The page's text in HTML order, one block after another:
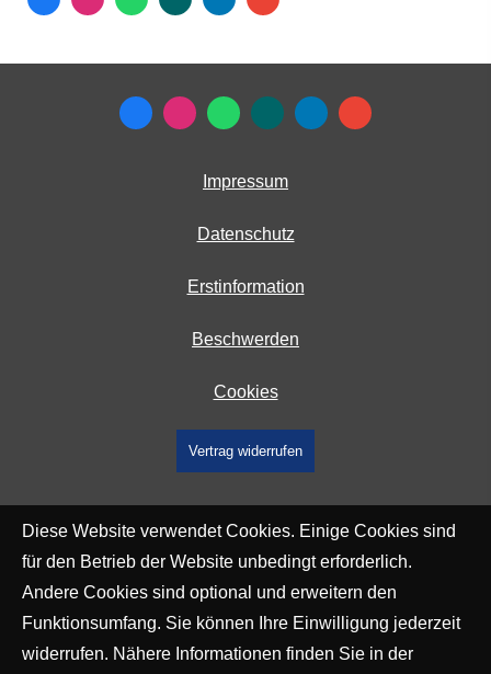
Impressum
Datenschutz
Erstinformation
Beschwerden
Cookies
Vertrag widerrufen
Diese Website verwendet Cookies. Einige Cookies sind
für den Betrieb der Website unbedingt erforderlich.
Andere Cookies sind optional und erweitern den
Funktionsumfang. Sie können Ihre Einwilligung jederzeit
widerrufen. Nähere Informationen finden Sie in der